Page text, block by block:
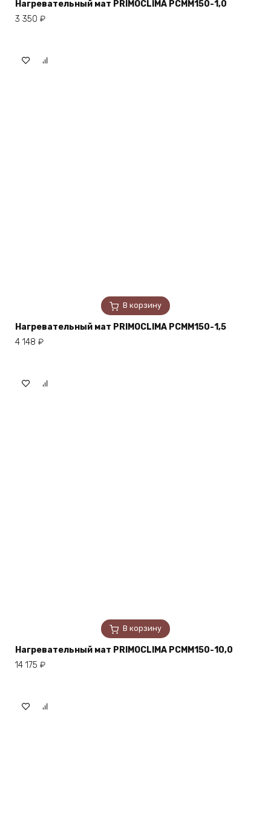
Нагревательный мат PRIMOCLIMA PCMM150-1,0
3 350 ₽
В корзину
Нагревательный мат PRIMOCLIMA PCMM150-1,5
4 148 ₽
В корзину
Нагревательный мат PRIMOCLIMA PCMM150-10,0
14 175 ₽